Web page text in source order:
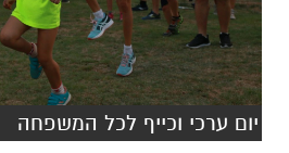
יום ערכי וכייף לכל המשפחה